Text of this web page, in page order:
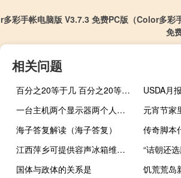
彩手帐电脑版 V3.7.3 免费PC版（Color多彩
免
相关问题
百分之20等于几 百分之20等于几分之几
一台主机两个显示器两个人玩游戏（一台主机两个显示器）
元宵节家
海子答复解读（海子答复）
传奇脚本
江西萍乡可提供容声冰箱维修服务地址在哪
“诘朝还
国体与政体的关系是
饥荒荒岛